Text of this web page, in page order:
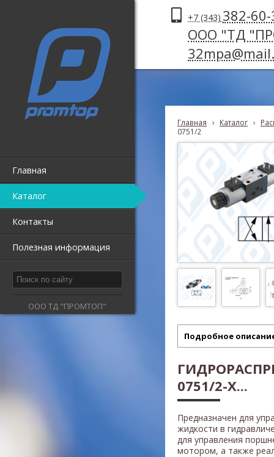
Главная
Каталог
Контакты
Полезная информация
ООО ТД "ПРОМТОП"
+7 (343) 382-
ООО "ТД
Главная › Каталог ›
0751/2
Подробное
0751/2-X...
Предназначен для
жидкости в
для управления
мотором, а также